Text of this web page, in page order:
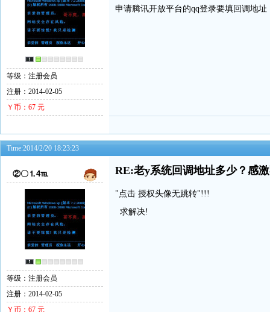
等级：注册会员
注册：2014-02-05
Ｙ币：67 元
申请腾讯开放平台的qq登录要填回调地
Time:2014/2/20 18:23:23
②〇⒈4℡
等级：注册会员
注册：2014-02-05
Ｙ币：67 元
RE:老y系统回调地址多少？感
"点击 授权头像无跳转"!!!
求解决!